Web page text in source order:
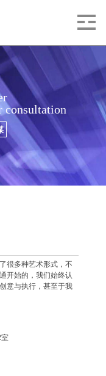
consultation
很多种艺术形式，不
开始的，我们始终认
意与执行，甚至于我